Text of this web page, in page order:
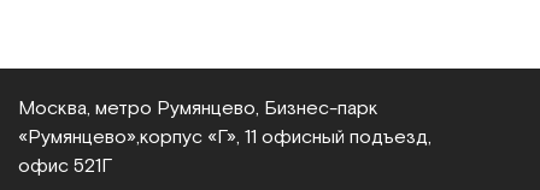
Москва, метро Румянцево, Бизнес‑парк
«Румянцево», корпус «Г», 11 офисный подъезд,
офис 521Г